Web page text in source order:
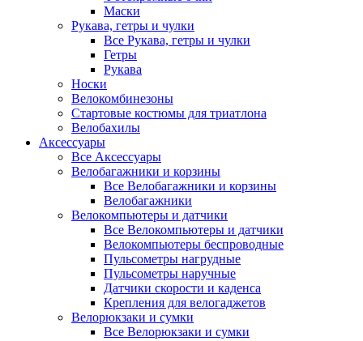
Маски
Рукава, гетры и чулки
Все Рукава, гетры и чулки
Гетры
Рукава
Носки
Велокомбинезоны
Стартовые костюмы для триатлона
Велобахилы
Аксессуары
Все Аксессуары
Велобагажники и корзины
Все Велобагажники и корзины
Велобагажники
Велокомпьютеры и датчики
Все Велокомпьютеры и датчики
Велокомпьютеры беспроводные
Пульсометры нагрудные
Пульсометры наручные
Датчики скорости и каденса
Крепления для велогаджетов
Велорюкзаки и сумки
Все Велорюкзаки и сумки